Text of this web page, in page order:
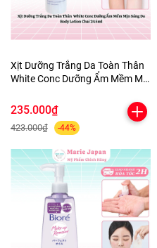
Xịt Dưỡng Trắng Da Toàn Thân
White Conc Dưỡng Ẩm Mềm Mịn
245ml
235.000₫
423.000₫ -44%